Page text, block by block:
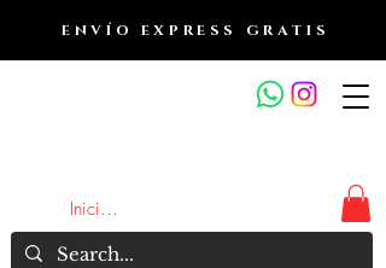
OUTLET DE FRAGANCIAS
Iniciar sesión
ENVÍO EXPRESS GRATIS